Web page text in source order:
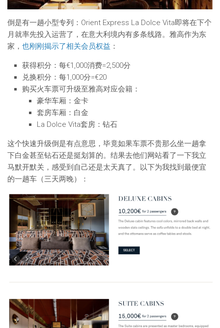
倒是有一趟小型专列：Orient Express La Dolce Vita即将在下个
月就率先投入运营了，在意大利境内有多条线路。雅高作为东
家， 也刚刚揭示了相关会员权益 ：
获得积分：每€1,000消费=2,500分
兑换积分：每1,000分=€20
购买火车票可升级至雅高对应会籍：
豪华车厢：金卡
套房车厢：白金
La Dolce Vita套房：钻石
这个快速升级倒是有点意思，毕竟如果车票不贵那么坐一趟拿
下白金甚至钻石还是挺划算的。结果去他们网站看了一下我立
马默开默关，感受到自己还是太天真了。以下为我找到最便宜
的一趟车（三天两晚）：